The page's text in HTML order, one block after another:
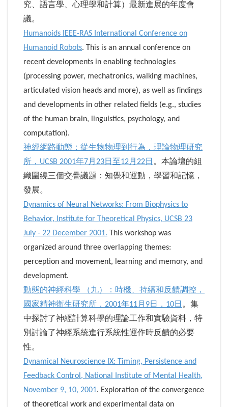
究、語言學、心理學和計算）最新進展的年度會
議。
Humanoids IEEE-RAS International Conference on
Humanoid Robots. This is an annual conference on
recent developments in enabling technologies
(processing power, mechatronics, walking machines,
articulated vision heads and more), as well as findings
and developments in other related fields (e.g., studies
of the human brain, linguistics, psychology, and
computation).
神經網路動態：從生物物理到行為，理論物理研究
所，UCSB 2001年7月23日至12月22日 。本論壇的組
織圍繞三個交疊議題：知覺和運動，學習和記憶，
發展。
Dynamics of Neural Networks: From Biophysics to
Behavior, Institute for Theoretical Physics, UCSB 23
July - 22 December 2001. This workshop was
organized around three overlapping themes:
perception and movement, learning and memory, and
development.
動態的神經科學 （九）：時機、持續和反饋調控，
國家精神衛生研究所，2001年11月9日，10日 。集
中探討了神經計算科學的理論工作和實驗資料，特
別討論了神經系統進行系統性運作時反饋的必要
性。
Dynamical Neuroscience IX: Timing, Persistence and
Feedback Control, National Institute of Mental Health,
November 9, 10, 2001. Exploration of the convergence
of theoretical work and experimental data on